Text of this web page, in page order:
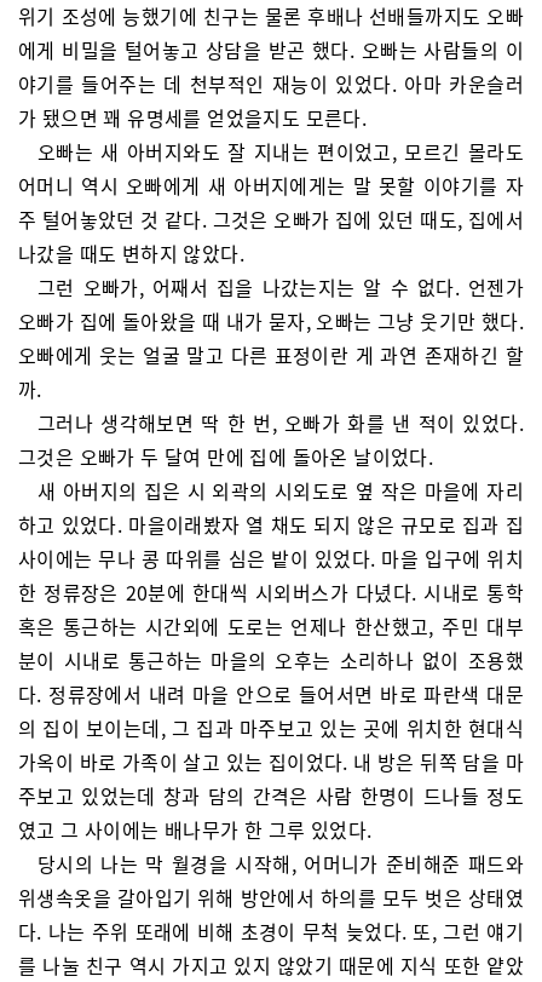
위기 조성에 능했기에 친구는 물론 후배나 선배들까지도 오빠
에게 비밀을 털어놓고 상담을 받곤 했다. 오빠는 사람들의 이
야기를 들어주는 데 천부적인 재능이 있었다. 아마 카운슬러
가 됐으면 꽤 유명세를 얻었을지도 모른다.
오빠는 새 아버지와도 잘 지내는 편이었고, 모르긴 몰라도
어머니 역시 오빠에게 새 아버지에게는 말 못할 이야기를 자
주 털어놓았던 것 같다. 그것은 오빠가 집에 있던 때도, 집에서
나갔을 때도 변하지 않았다.
그런 오빠가, 어째서 집을 나갔는지는 알 수 없다. 언젠가
오빠가 집에 돌아왔을 때 내가 묻자, 오빠는 그냥 웃기만 했다.
오빠에게 웃는 얼굴 말고 다른 표정이란 게 과연 존재하긴 할
까.
그러나 생각해보면 딱 한 번, 오빠가 화를 낸 적이 있었다.
그것은 오빠가 두 달여 만에 집에 돌아온 날이었다.
새 아버지의 집은 시 외곽의 시외도로 옆 작은 마을에 자리
하고 있었다. 마을이래봤자 열 채도 되지 않은 규모로 집과 집
사이에는 무나 콩 따위를 심은 밭이 있었다. 마을 입구에 위치
한 정류장은 20분에 한대씩 시외버스가 다녔다. 시내로 통학
혹은 통근하는 시간외에 도로는 언제나 한산했고, 주민 대부
분이 시내로 통근하는 마을의 오후는 소리하나 없이 조용했
다. 정류장에서 내려 마을 안으로 들어서면 바로 파란색 대문
의 집이 보이는데, 그 집과 마주보고 있는 곳에 위치한 현대식
가옥이 바로 가족이 살고 있는 집이었다. 내 방은 뒤쪽 담을 마
주보고 있었는데 창과 담의 간격은 사람 한명이 드나들 정도
였고 그 사이에는 배나무가 한 그루 있었다.
당시의 나는 막 월경을 시작해, 어머니가 준비해준 패드와
위생속옷을 갈아입기 위해 방안에서 하의를 모두 벗은 상태였
다. 나는 주위 또래에 비해 초경이 무척 늦었다. 또, 그런 얘기
를 나눌 친구 역시 가지고 있지 않았기 때문에 지식 또한 얕았